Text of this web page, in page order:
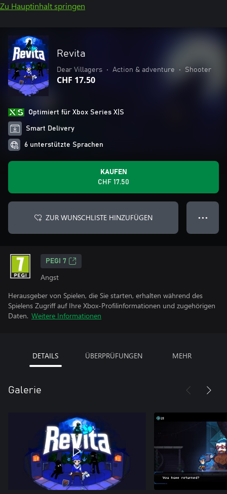
Zu Hauptinhalt springen
Revita
Dear Villagers • Action & adventure • Shooter
CHF 17.50
Optimiert für Xbox Series X|S
Smart Delivery
6 unterstützte Sprachen
KAUFEN
CHF 17.50
ZUR WUNSCHLISTE HINZUFÜGEN ● ● ●
PEGI 7
Angst
Herausgeber von Spielen, die Sie starten, erhalten während des
Spielens Zugriff auf Ihre Xbox-Profilinformationen und zugehörigen
Daten. Weitere Informationen
DETAILS ÜBERPRÜFUNGEN MEHR
Galerie